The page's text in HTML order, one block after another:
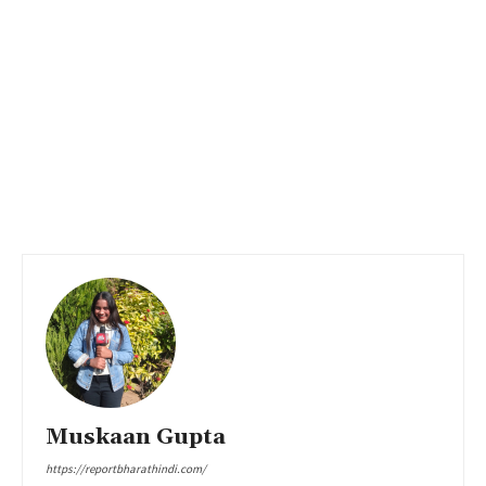
Muskaan Gupta
https://reportbharathindi.com/